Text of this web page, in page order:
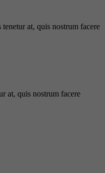
at, quis nostrum facere
at, quis nostrum facere